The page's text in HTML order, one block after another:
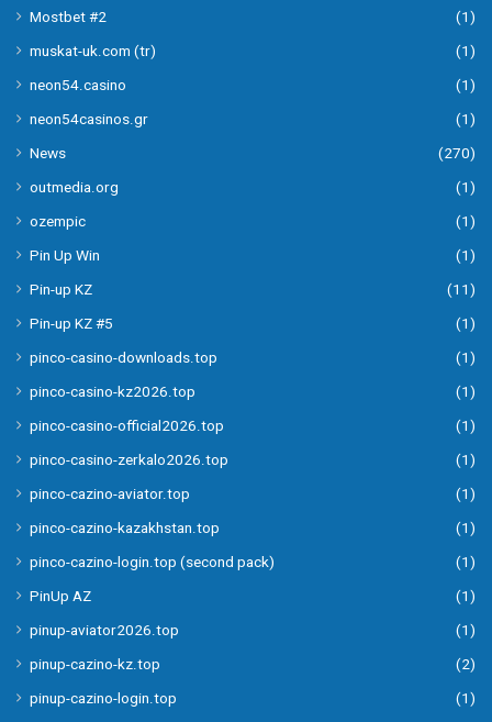
Mostbet #2
(1)
muskat-uk.com (tr)
(1)
neon54.casino
(1)
neon54casinos.gr
(1)
News
(270)
outmedia.org
(1)
ozempic
(1)
Pin Up Win
(1)
Pin-up KZ
(11)
Pin-up KZ #5
(1)
pinco-casino-downloads.top
(1)
pinco-casino-kz2026.top
(1)
pinco-casino-official2026.top
(1)
pinco-casino-zerkalo2026.top
(1)
pinco-cazino-aviator.top
(1)
pinco-cazino-kazakhstan.top
(1)
pinco-cazino-login.top (second pack)
(1)
PinUp AZ
(1)
pinup-aviator2026.top
(1)
pinup-cazino-kz.top
(2)
pinup-cazino-login.top
(1)